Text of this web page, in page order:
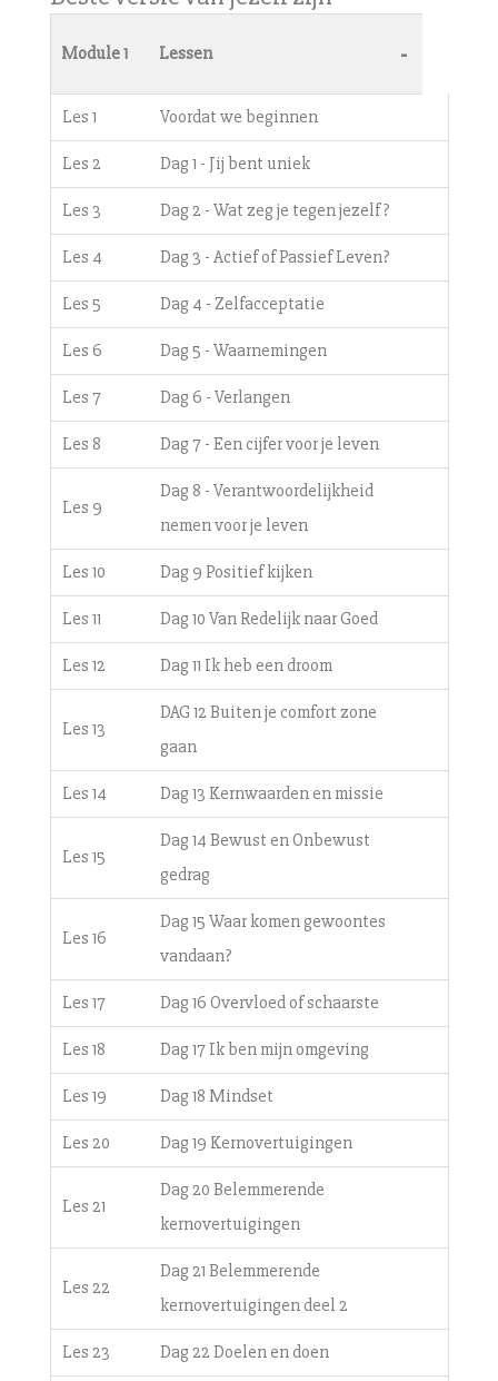
Module 1 Lessen -
Les 1 Voordat we beginnen
Les 2 Dag 1 - Jij bent uniek
Les 3 Dag 2 - Wat zeg je tegen jezelf?
Les 4 Dag 3 - Actief of Passief Leven?
Les 5 Dag 4 - Zelfacceptatie
Les 6 Dag 5 - Waarnemingen
Les 7 Dag 6 - Verlangen
Les 8 Dag 7 - Een cijfer voor je leven
Les 9
Dag 8 - Verantwoordelijkheid
nemen voor je leven
Les 10 Dag 9 Positief kijken
Les 11 Dag 10 Van Redelijk naar Goed
Les 12 Dag 11 Ik heb een droom
Les 13
DAG 12 Buiten je comfort zone
gaan
Les 14 Dag 13 Kernwaarden en missie
Les 15
Dag 14 Bewust en Onbewust
gedrag
Les 16
Dag 15 Waar komen gewoontes
vandaan?
Les 17 Dag 16 Overvloed of schaarste
Les 18 Dag 17 Ik ben mijn omgeving
Les 19 Dag 18 Mindset
Les 20 Dag 19 Kernovertuigingen
Les 21
Dag 20 Belemmerende
kernovertuigingen
Les 22
Dag 21 Belemmerende
kernovertuigingen deel 2
Les 23 Dag 22 Doelen en doen